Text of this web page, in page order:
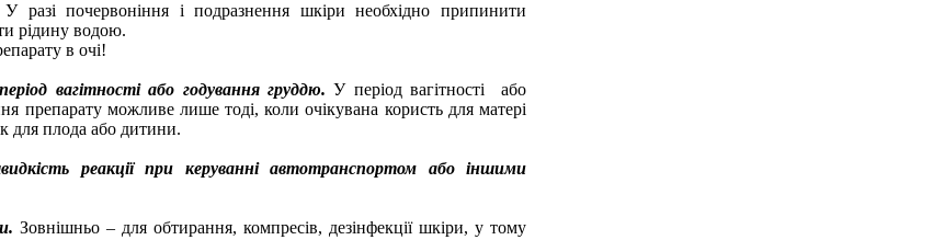
У разі почервоніння і подразнення шкіри необхідно припинити
рідину водою.
в очі!
вагітності або годування груддю. У період вагітності або
препарату можливе лише тоді, коли очікувана користь для матері
для плода або дитини.
реакції при керуванні автотранспортом або іншими
Зовнішньо – для обтирання, компресів, дезінфекції шкіри, у тому